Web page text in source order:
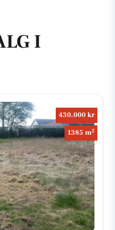
I
430.000 kr
1385 m2